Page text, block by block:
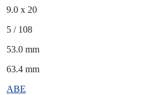
9.0 x 20
5 / 108
53.0 mm
63.4 mm
ABE